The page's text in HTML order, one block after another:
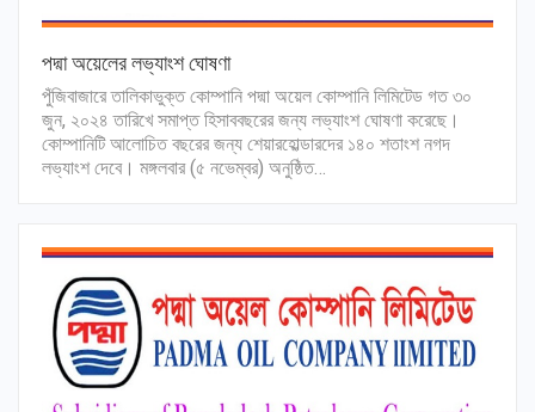
পদ্মা অয়েলের লভ্যাংশ ঘোষণা
পুঁজিবাজারে তালিকাভুক্ত কোম্পানি পদ্মা অয়েল কোম্পানি লিমিটেড গত ৩০
জুন, ২০২৪ তারিখে সমাপ্ত হিসাববছরের জন্য লভ্যাংশ ঘোষণা করেছে।
কোম্পানিটি আলোচিত বছরের জন্য শেয়ারহোল্ডারদের ১৪০ শতাংশ নগদ
লভ্যাংশ দেবে। মঙ্গলবার (৫ নভেম্বর) অনুষ্ঠিত…